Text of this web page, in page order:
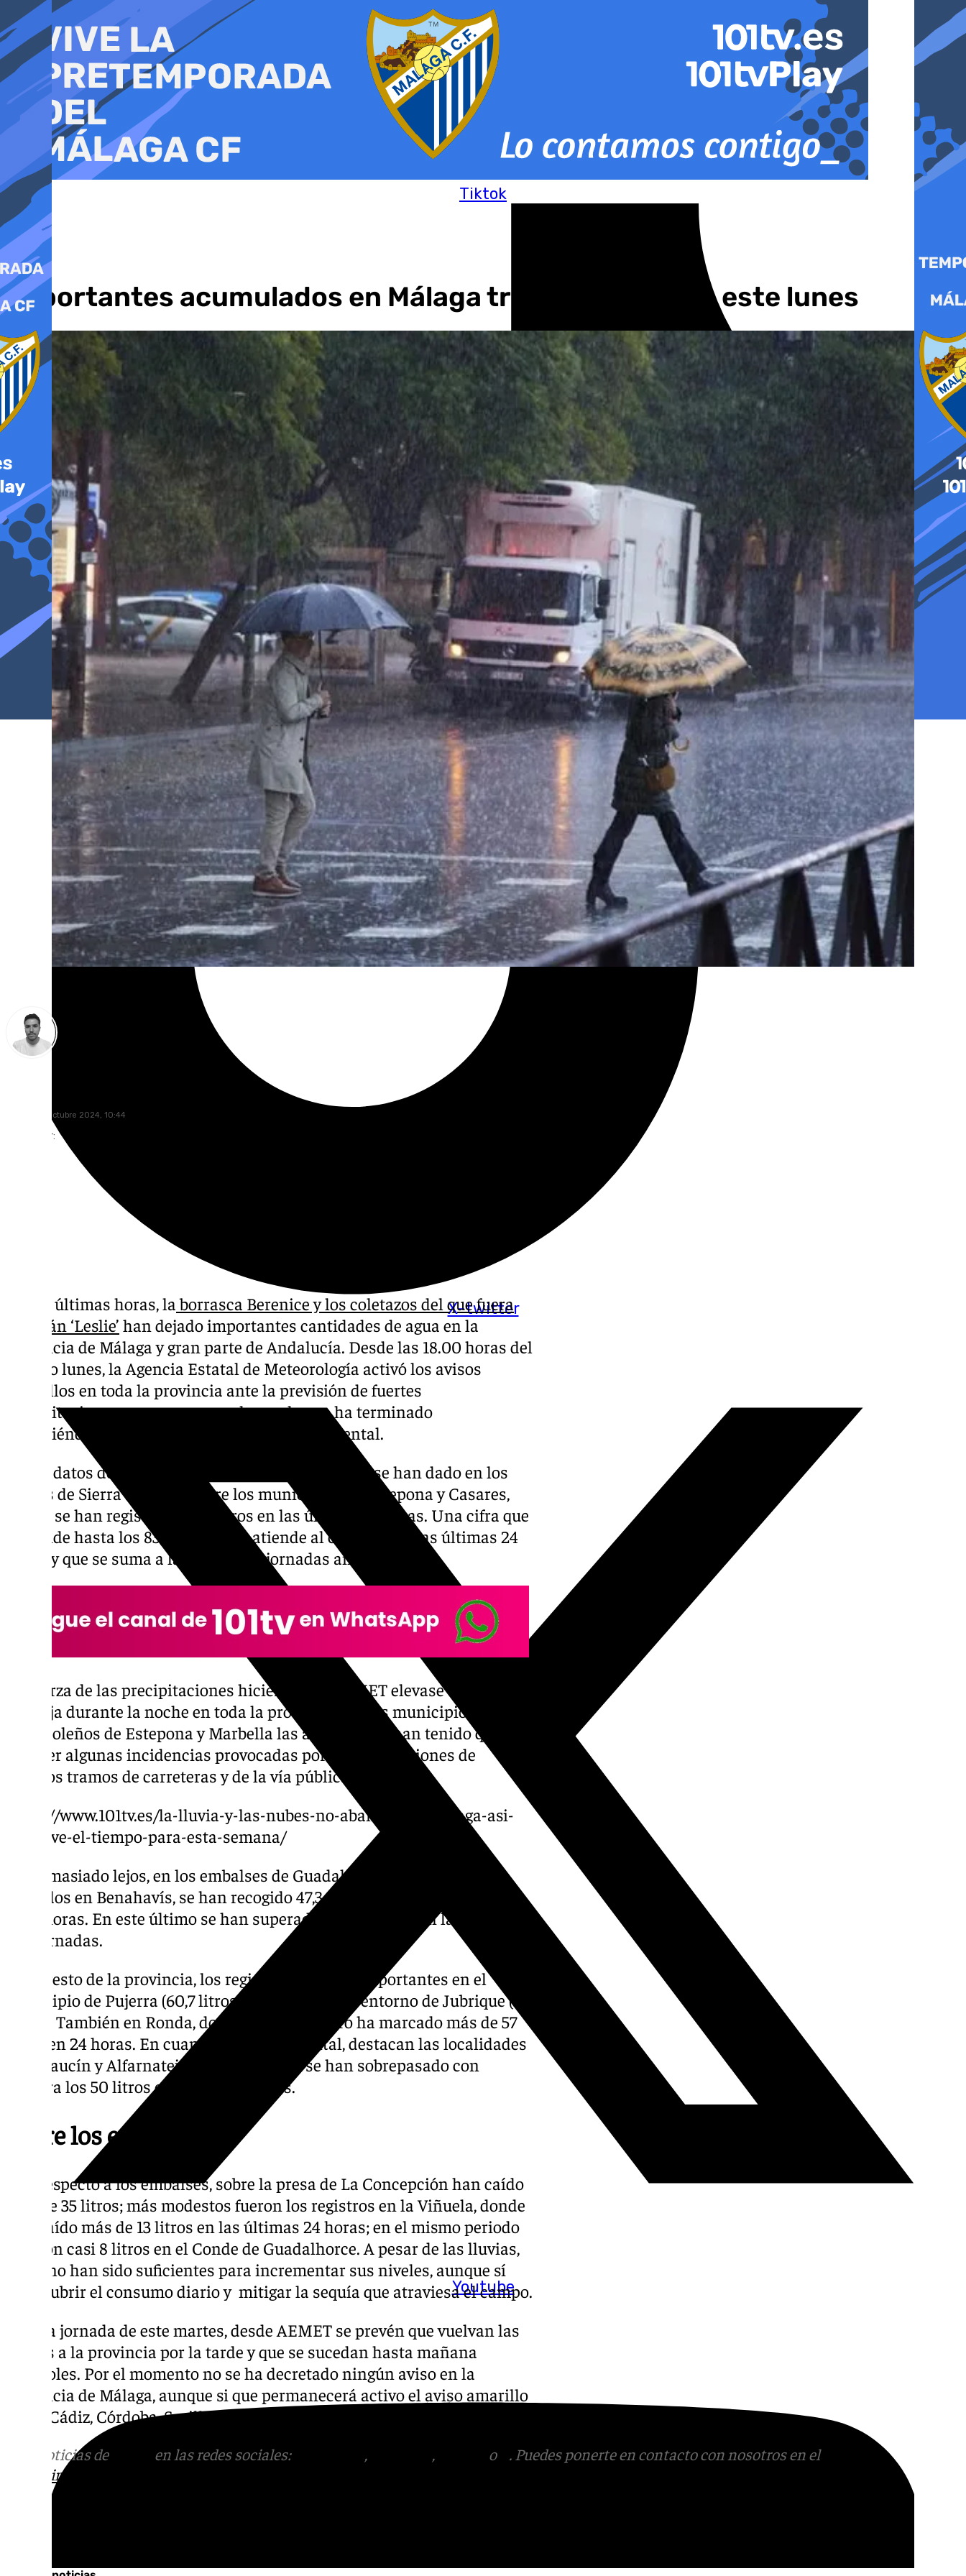
al
contenido
Tiktok
X-twitter
Youtube
Importantes acumulados en Málaga tras las lluvias de este lunes
martes, 15 octubre 2024, 10:44
Compartir:
En las últimas horas, la borrasca Berenice y los coletazos del que fuera
huracán ‘Leslie’ han dejado importantes cantidades de agua en la
provincia de Málaga y gran parte de Andalucía. Desde las 18.00 horas del
pasado lunes, la Agencia Estatal de Meteorología activó los avisos
amarillos en toda la provincia ante la previsión de fuertes
precipitaciones en apenas unas horas, lo que ha terminado
cumpliéndose, especialmente en la parte occidental.
Según datos de Hidrosur, los mayores acumulados se han dado en los
Reales de Sierra Bermeja, entre los municipios de Estepona y Casares,
donde se han registrado 74,2 litros en las últimas 12 horas. Una cifra que
asciende hasta los 83,3 litros si se atiende al cómputo de las últimas 24
horas y que se suma a las lluvias de jornadas anteriores.
La fuerza de las precipitaciones hicieron que AEMET elevase el aviso
naranja durante la noche en toda la provincia. En los municipios
costasoleños de Estepona y Marbella las autoridades han tenido que
atender algunas incidencias provocadas por las inundaciones de
algunos tramos de carreteras y de la vía pública.
https://www.101tv.es/la-lluvia-y-las-nubes-no-abandonan-malaga-asi-
se-preve-el-tiempo-para-esta-semana/
No demasiado lejos, en los embalses de Guadalmina y Guadalmansa
ubicados en Benahavís, se han recogido 47,3 y 79,2 litros en las últimas
doce horas. En este último se han superado los 130 litros en las últimas
dos jornadas.
En el resto de la provincia, los registros han sido importantes en el
municipio de Pujerra (60,7 litros en doce horas) y entorno de Jubrique (54
litros). También en Ronda, donde el pluviómetro ha marcado más de 57
litros en 24 horas. En cuanto a la zona oriental, destacan las localidades
de Alcaucín y Alfarnatejo, en cuyos casos se han sobrepasado con
holgura los 50 litros en los últimos días.
Sobre los embalses
Con respecto a los embalses, sobre la presa de La Concepción han caído
más de 35 litros; más modestos fueron los registros en la Viñuela, donde
han caído más de 13 litros en las últimas 24 horas; en el mismo periodo
cayeron casi 8 litros en el Conde de Guadalhorce. A pesar de las lluvias,
estas no han sido suficientes para incrementar sus niveles, aunque sí
para cubrir el consumo diario y mitigar la sequía que atraviesa el campo.
Para la jornada de este martes, desde AEMET se prevén que vuelvan las
lluvias a la provincia por la tarde y que se sucedan hasta mañana
miércoles. Por el momento no se ha decretado ningún aviso en la
provincia de Málaga, aunque si que permanecerá activo el aviso amarillo
sobre Cádiz, Córdoba, Sevilla y Huelva.
Más noticias de en las redes sociales: , , o
. Puedes ponerte en contacto con nosotros en el
informativos@101tv.es